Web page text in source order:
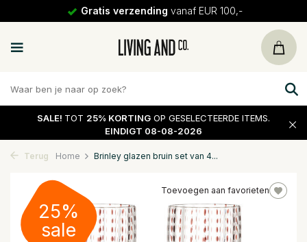
Gratis verzending vanaf EUR 100,-
SALE! TOT 25% KORTING OP GESELECTEERDE ITEMS.
EINDIGT 08-08-2026
Terug Home Brinley glazen bruin set van 4...
Toevoegen aan favorieten
25%
sale